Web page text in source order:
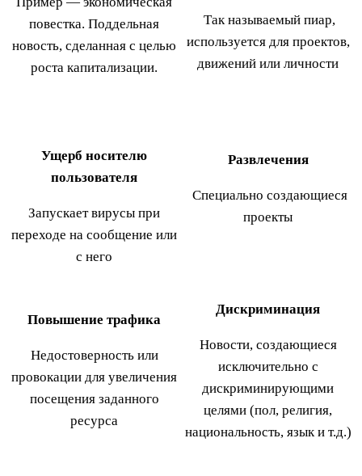
повестка. Поддельная
новость, сделанная с целью
роста капитализации.
Так называемый пиар,
используется для проектов,
движений или личности
Ущерб носителю
пользователя
Запускает вирусы при
переходе на сообщение или
с него
Развлечения
Специально создающиеся
проекты
Повышение трафика
Недостоверность или
провокации для увеличения
посещения заданного
ресурса
Дискриминация
Новости, создающиеся
исключительно с
дискриминирующими
целями (пол, религия,
национальность, язык и т.д.)